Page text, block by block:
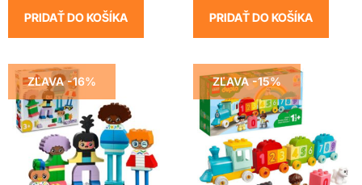
PRIDAŤ DO KOŠÍKA PRIDAŤ DO KOŠÍKA
ZĽAVA -16% ZĽAVA -15%